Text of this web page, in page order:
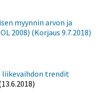
myynnin arvon ja
2008) (Korjaus 9.7.2018)
liikevaihdon trendit